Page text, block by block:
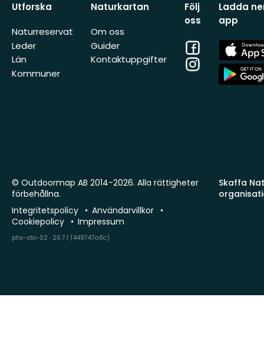
Utforska
Naturreservat
Leder
Län
Kommuner
Naturkartan
Om oss
Guider
Kontaktuppgifter
Följ
oss
Facebook
Instagram
Ladda
app
App
Store
App
Store
Skaffa
© Outdoormap AB 2014-2026. Alla rättigheter
förbehållna.
Integritetspolicy
Användarvillkor
Cookiepolicy
Impressum
phx-sto-02 · 26.7.1 (449747a8c)